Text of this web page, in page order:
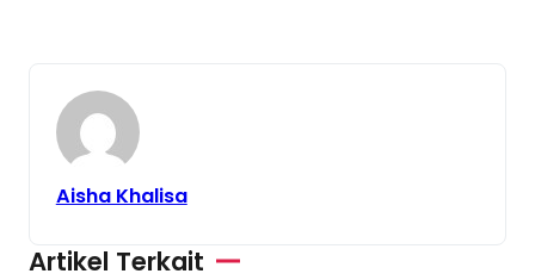
Aisha Khalisa
Artikel Terkait